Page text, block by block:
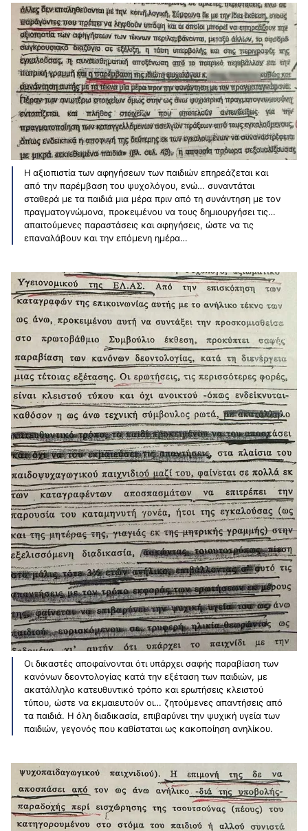
Η αξιοπιστία των αφηγήσεων των παιδιών επηρεάζεται και
από την παρέμβαση του ψυχολόγου, ενώ… συναντάται
σταθερά με τα παιδιά μια μέρα πριν από τη συνάντηση με τον
πραγματογνώμονα, προκειμένου να τους δημιουργήσει τις…
απαιτούμενες παραστάσεις και αφηγήσεις, ώστε να τις
επαναλάβουν και την επόμενη ημέρα…
Οι δικαστές αποφαίνονται ότι υπάρχει σαφής παραβίαση των
κανόνων δεοντολογίας κατά την εξέταση των παιδιών, με
ακατάλληλο κατευθυντικό τρόπο και ερωτήσεις κλειστού
τύπου, ώστε να εκμαιευτούν οι… ζητούμενες απαντήσεις από
τα παιδιά. Η όλη διαδικασία, επιβαρύνει την ψυχική υγεία των
παιδιών, γεγονός που καθίσταται ως κακοποίηση ανηλίκου.